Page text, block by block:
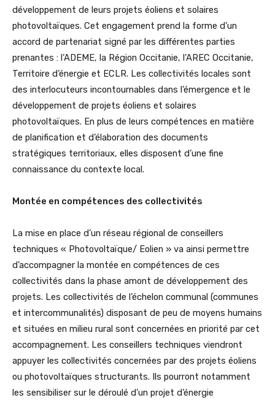
développement de leurs projets éoliens et solaires
photovoltaïques. Cet engagement prend la forme d’un
accord de partenariat signé par les différentes parties
prenantes : l’ADEME, la Région Occitanie, l’AREC Occitanie,
Territoire d’énergie et ECLR. Les collectivités locales sont
des interlocuteurs incontournables dans l’émergence et le
développement de projets éoliens et solaires
photovoltaïques. En plus de leurs compétences en matière
de planification et d’élaboration des documents
stratégiques territoriaux, elles disposent d’une fine
connaissance du contexte local.
Montée en compétences des collectivités
La mise en place d’un réseau régional de conseillers
techniques « Photovoltaïque/ Eolien » va ainsi permettre
d’accompagner la montée en compétences de ces
collectivités dans la phase amont de développement des
projets. Les collectivités de l’échelon communal (communes
et intercommunalités) disposant de peu de moyens humains
et situées en milieu rural sont concernées en priorité par cet
accompagnement. Les conseillers techniques viendront
appuyer les collectivités concernées par des projets éoliens
ou photovoltaïques structurants. Ils pourront notamment
les sensibiliser sur le déroulé d’un projet d’énergie